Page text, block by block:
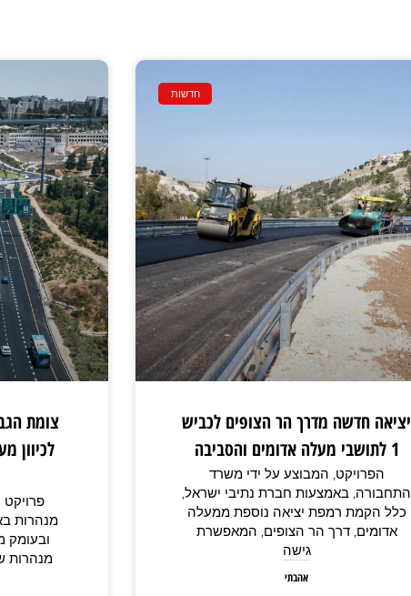
חדשות
יציאה חדשה מדרך הר הצופים לכביש
1 לתושבי מעלה אדומים והסביבה
הפרויקט, המבוצע על ידי משרד
התחבורה, באמצעות חברת נתיבי ישראל,
כלל הקמת רמפת יציאה נוספת ממעלה
אדומים, דרך הר הצופים, המאפשרת
גישה
אהבתי
צומת
לכיוון